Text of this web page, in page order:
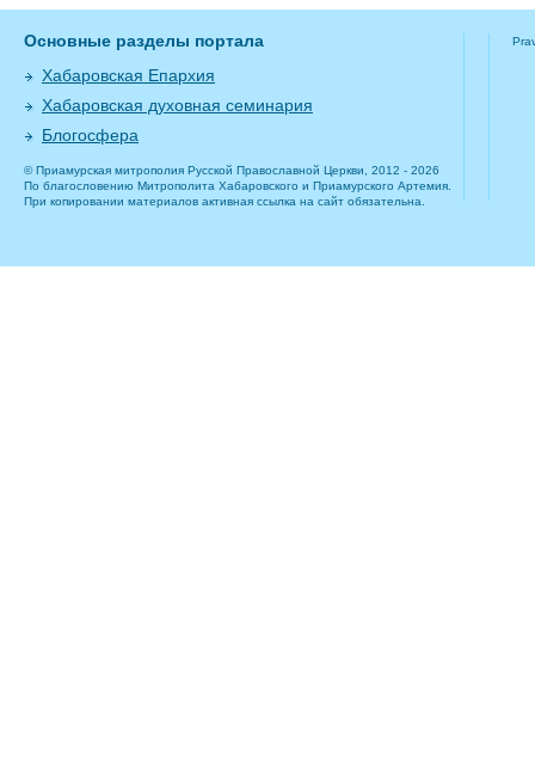
Основные разделы портала
Хабаровская Епархия
Хабаровская духовная семинария
Блогосфера
© Приамурская митрополия Русской Православной Церкви, 2012 - 2026
По благословению Митрополита Хабаровского и Приамурского Артемия.
При копировании материалов активная ссылка на сайт обязательна.